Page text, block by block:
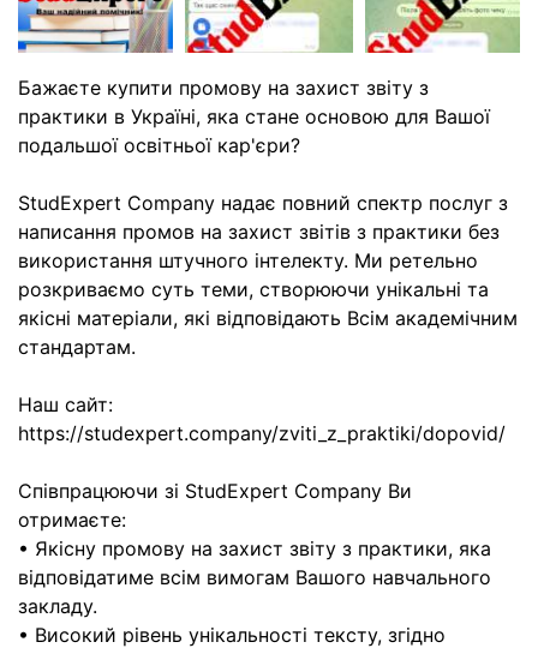
Бажаєте купити промову на захист звіту з
практики в Україні, яка стане основою для Вашої
подальшої освітньої кар'єри?
StudExpert Company надає повний спектр послуг з
написання промов на захист звітів з практики без
використання штучного інтелекту. Ми ретельно
розкриваємо суть теми, створюючи унікальні та
якісні матеріали, які відповідають Всім академічним
стандартам.
Наш сайт:
https://studexpert.company/zviti_z_praktiki/dopovid/
Співпрацюючи зі StudExpert Company Ви
отримаєте:
• Якісну промову на захист звіту з практики, яка
відповідатиме всім вимогам Вашого навчального
закладу.
• Високий рівень унікальності тексту, згідно